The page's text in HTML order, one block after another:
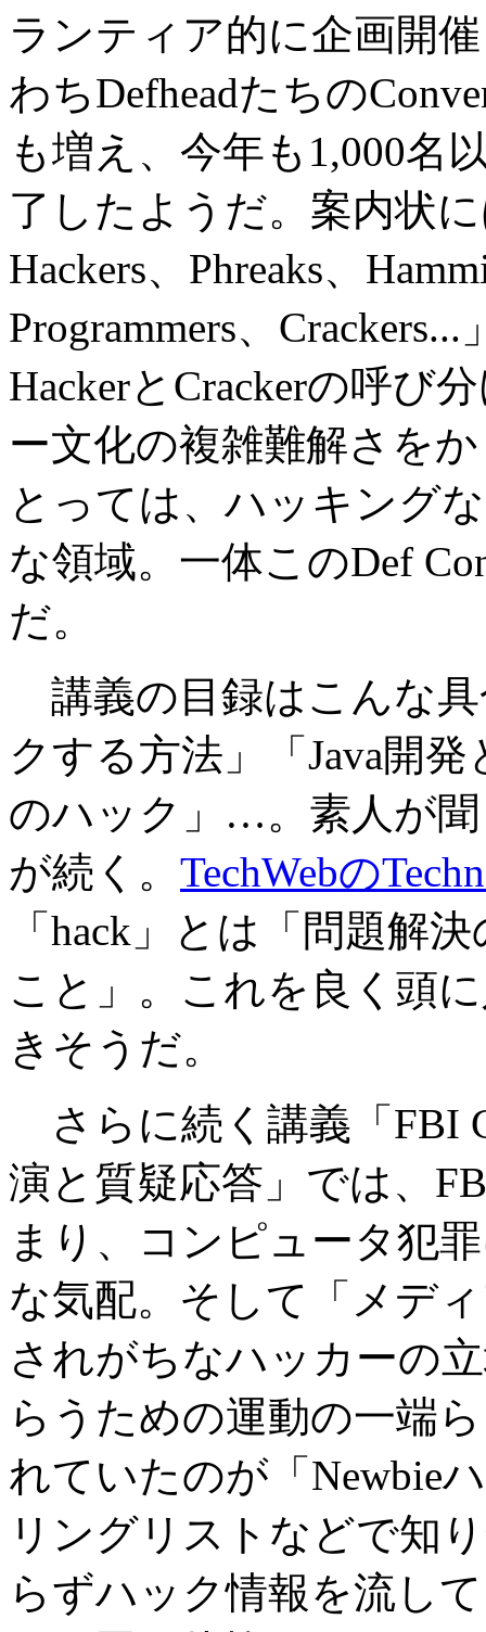
ランティア的に企画開
わちDefheadたちの
も増え、今年も1,000名
了したようだ。案内状
Hackers、Phreaks、
Programmers、
HackerとCrackerの呼び
ー文化の複雑難解さを
とっては、ハッキング
な領域。一体このDef
だ。
講義の目録はこんな具
クする方法」「Java開
のハック」…。素人が
が続く。 TechWebの
「hack」とは「問題解
こと」。これを良く頭
きそうだ。
さらに続く講義「FBI
演と質疑応答」では、
まり、コンピュータ犯
な気配。そして「メデ
されがちなハッカーの
らうための運動の一端
れていたのが「Newbie
リングリストなどで知
らずハック情報を流し